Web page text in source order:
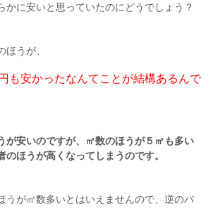
かに安いと思っていたのにどうでしょう？
うが、
かったなんてことが結構あるんで
が安いのですが、㎡数のほうが５㎡も多い
のほうが高くなってしまうのです。
うが㎡数多いとはいえませんので、逆のパ